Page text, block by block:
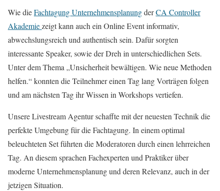
Wie dieFachtagung UnternehmensplanungderCA Controller
Akademiezeigt kann auch ein Online Event informativ,
abwechslungsreich und authentisch sein. Dafür sorgten
interessante Speaker, sowie der Dreh in unterschiedlichen Sets.
Unter dem Thema „Unsicherheit bewältigen. Wie neue Methoden
helfen.“ konnten die Teilnehmer einen Tag lang Vorträgen folgen
und am nächsten Tag ihr Wissen in Workshops vertiefen.
Unsere Livestream Agentur schaffte mit der neuesten Technik die
perfekte Umgebung für die Fachtagung. In einem optimal
beleuchteten Set führten die Moderatoren durch einen lehrreichen
Tag. An diesem sprachen Fachexperten und Praktiker über
moderne Unternehmensplanung und deren Relevanz, auch in der
jetzigen Situation.